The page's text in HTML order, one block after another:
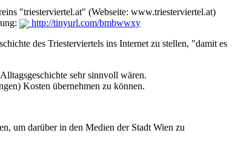
"triesterviertel.at" (Webseite: www.triesterviertel.at)
http://tinyurl.com/bmbwwxy
des Triesterviertels ins Internet zu stellen, "damit es
sehr sinnvoll wären.
Kosten übernehmen zu können.
um darüber in den Medien der Stadt Wien zu